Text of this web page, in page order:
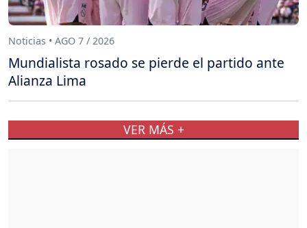
Noticias • AGO 7 / 2026
Mundialista rosado se pierde el partido ante
Alianza Lima
VER MÁS +